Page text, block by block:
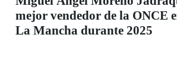
mejor vendedor de la ONCE
La Mancha durante 2025